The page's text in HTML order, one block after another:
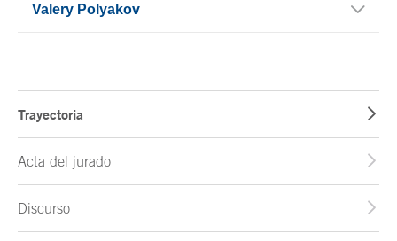
Valery Polyakov
Trayectoria
Acta del jurado
Discurso